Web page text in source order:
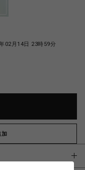
02月14日 23時59分
加